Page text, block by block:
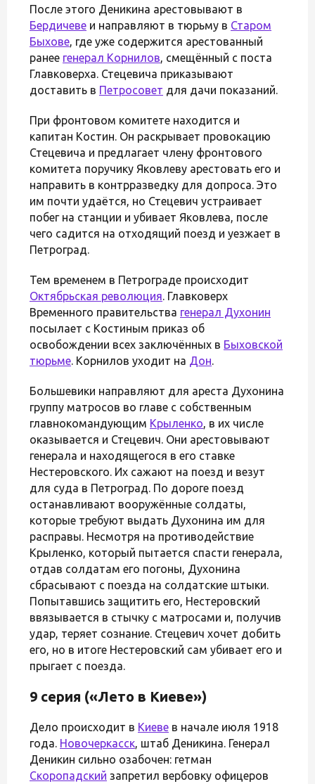
После этого Деникина арестовывают в
Бердичеве и направляют в тюрьму в Старом
Быхове, где уже содержится арестованный
ранее генерал Корнилов, смещённый с поста
Главковерха. Стецевича приказывают
доставить в Петросовет для дачи показаний.
При фронтовом комитете находится и
капитан Костин. Он раскрывает провокацию
Стецевича и предлагает члену фронтового
комитета поручику Яковлеву арестовать его и
направить в контрразведку для допроса. Это
им почти удаётся, но Стецевич устраивает
побег на станции и убивает Яковлева, после
чего садится на отходящий поезд и уезжает в
Петроград.
Тем временем в Петрограде происходит
Октябрьская революция. Главковерх
Временного правительства генерал Духонин
посылает с Костиным приказ об
освобождении всех заключённых в Быховской
тюрьме. Корнилов уходит на Дон.
Большевики направляют для ареста Духонина
группу матросов во главе с собственным
главнокомандующим Крыленко, в их числе
оказывается и Стецевич. Они арестовывают
генерала и находящегося в его ставке
Нестеровского. Их сажают на поезд и везут
для суда в Петроград. По дороге поезд
останавливают вооружённые солдаты,
которые требуют выдать Духонина им для
расправы. Несмотря на противодействие
Крыленко, который пытается спасти генерала,
отдав солдатам его погоны, Духонина
сбрасывают с поезда на солдатские штыки.
Попытавшись защитить его, Нестеровский
ввязывается в стычку с матросами и, получив
удар, теряет сознание. Стецевич хочет добить
его, но в итоге Нестеровский сам убивает его и
прыгает с поезда.
9 серия («Лето в Киеве»)
Дело происходит в Киеве в начале июля 1918
года. Новочеркасск, штаб Деникина. Генерал
Деникин сильно озабочен: гетман
Скоропадский запретил вербовку офицеров